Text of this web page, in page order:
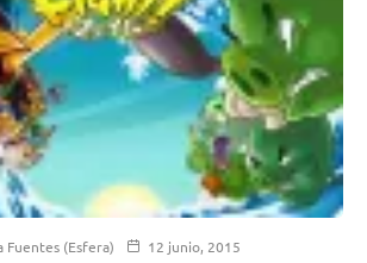
Fuentes (Esfera)
12 junio, 2015